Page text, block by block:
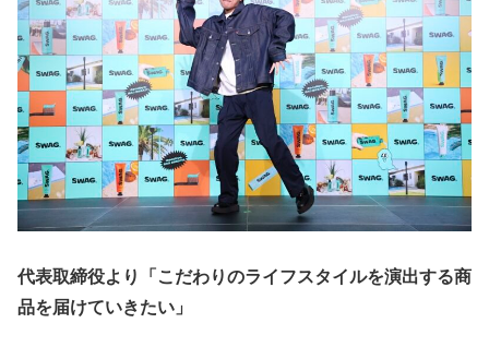
代表取締役より「こだわりのライフスタイルを演出する商
品を届けていきたい」